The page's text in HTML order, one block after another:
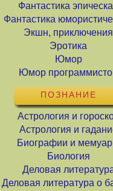
Фантастика
Фантастика
Экшн, приключения
Эротика
Юмор
Юмор
ПОЗНАНИЕ
Астрология и
Астрология и
Биографии и
Биология
Деловая
Деловая литература о